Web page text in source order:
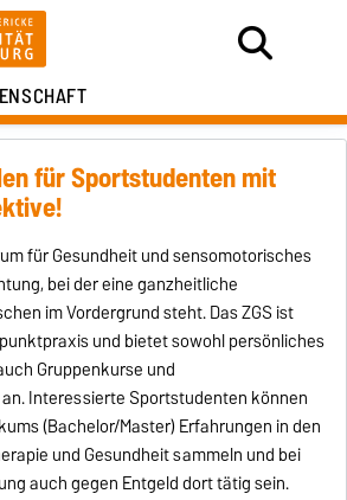
für Sportstudenten mit
für Gesundheit und sensomotorisches
bei der eine ganzheitliche
im Vordergrund steht. Das ZGS ist
und bietet sowohl persönliches
Gruppenkurse und
Interessierte Sportstudenten können
(Bachelor/Master) Erfahrungen in den
und Gesundheit sammeln und bei
auch gegen Entgeld dort tätig sein.